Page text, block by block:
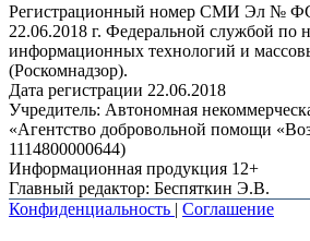
Регистрационный номер СМИ Эл №
22.06.2018 г. Федеральной службой по
информационных технологий и
(Роскомнадзор).
Дата регистрации 22.06.2018
Учредитель: Автономная
«Агентство добровольной помощи
1114800000644)
Информационная продукция 12+
Главный редактор: Беспяткин Э.В.
Конфиденциальность | Соглашение